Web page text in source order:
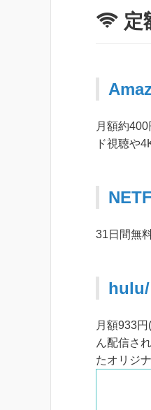
定
月額約
ド視聴や
31日間無
月額933
ん配信さ
たオリジ